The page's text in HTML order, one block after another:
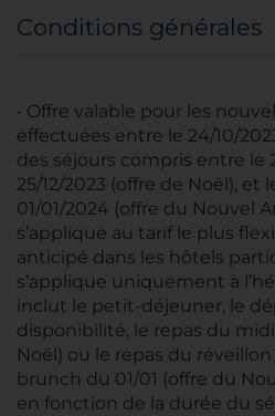
Conditions générales
• Offre valable pour les
effectuées entre le 24/10/
des séjours compris entre le
25/12/2023 (offre de Noël), et
01/01/2024 (offre du Nouvel
s’applique au tarif le plus
anticipé dans les hôtels
s’applique uniquement à
inclut le petit-déjeuner, le
disponibilité, le repas du
Noël) ou le repas du réveillon
brunch du 01/01 (offre du
en fonction de la durée du